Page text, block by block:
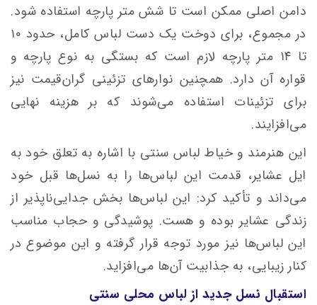
دامن اصلی ممکن است تا شش متر پارچه استفاده شود.
در مجموع، برای دوخت یک دست لباس کامل، حدود ۱۰
تا ۱۴ متر پارچه لازم است که بستگی به نوع پارچه و
قواره آن دارد. همچنین نوارهای تزئینی گران‌قیمت نیز
برای تزئینات استفاده می‌شوند که بر هزینه نهایی
می‌افزایند.
این هنرمند و خیاط لباس سنتی با اشاره به تعلق خود به
ایل عشایر، قدمت این لباس‌ها را به نسل‌ها قبل خود
می‌داند و تأکید کرد: این لباس‌ها بخش جدایی‌ناپذیر از
زندگی عشایر بوده و هست. پوشیدگی و حجاب مناسب
این لباس‌ها نیز مورد توجه قرار گرفته و این موضوع در
کنار زیبایی، به جذابیت آن‌ها می‌افزاید.
استقبال نسل جدید از لباس محلی سنتی